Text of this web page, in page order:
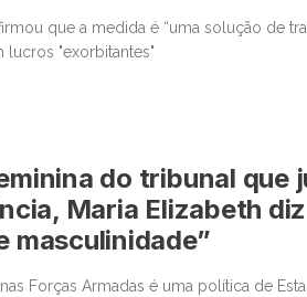
que a medida é “uma solução de
lucros "exorbitantes"
do tribunal que
Maria Elizabeth
masculinidade”
Forças Armadas é uma política de